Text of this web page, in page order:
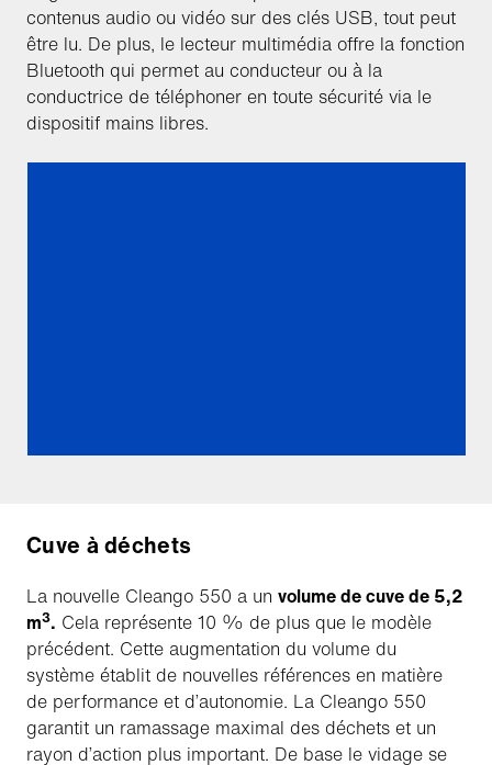
contenus audio ou vidéo sur des clés USB, tout peut
être lu. De plus, le lecteur multimédia offre la fonction
Bluetooth qui permet au conducteur ou à la
conductrice de téléphoner en toute sécurité via le
dispositif mains libres.
Cuve à déchets
La nouvelle Cleango 550 a un volume de cuve de 5,2
m3. Cela représente 10 % de plus que le modèle
précédent. Cette augmentation du volume du
système établit de nouvelles références en matière
de performance et d’autonomie. La Cleango 550
garantit un ramassage maximal des déchets et un
rayon d’action plus important. De base le vidage se